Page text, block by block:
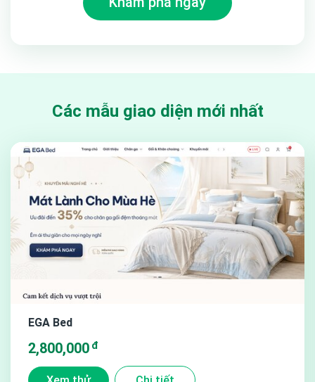
Các mẫu giao diện mới nhất
EGA Bed
2,800,000đ